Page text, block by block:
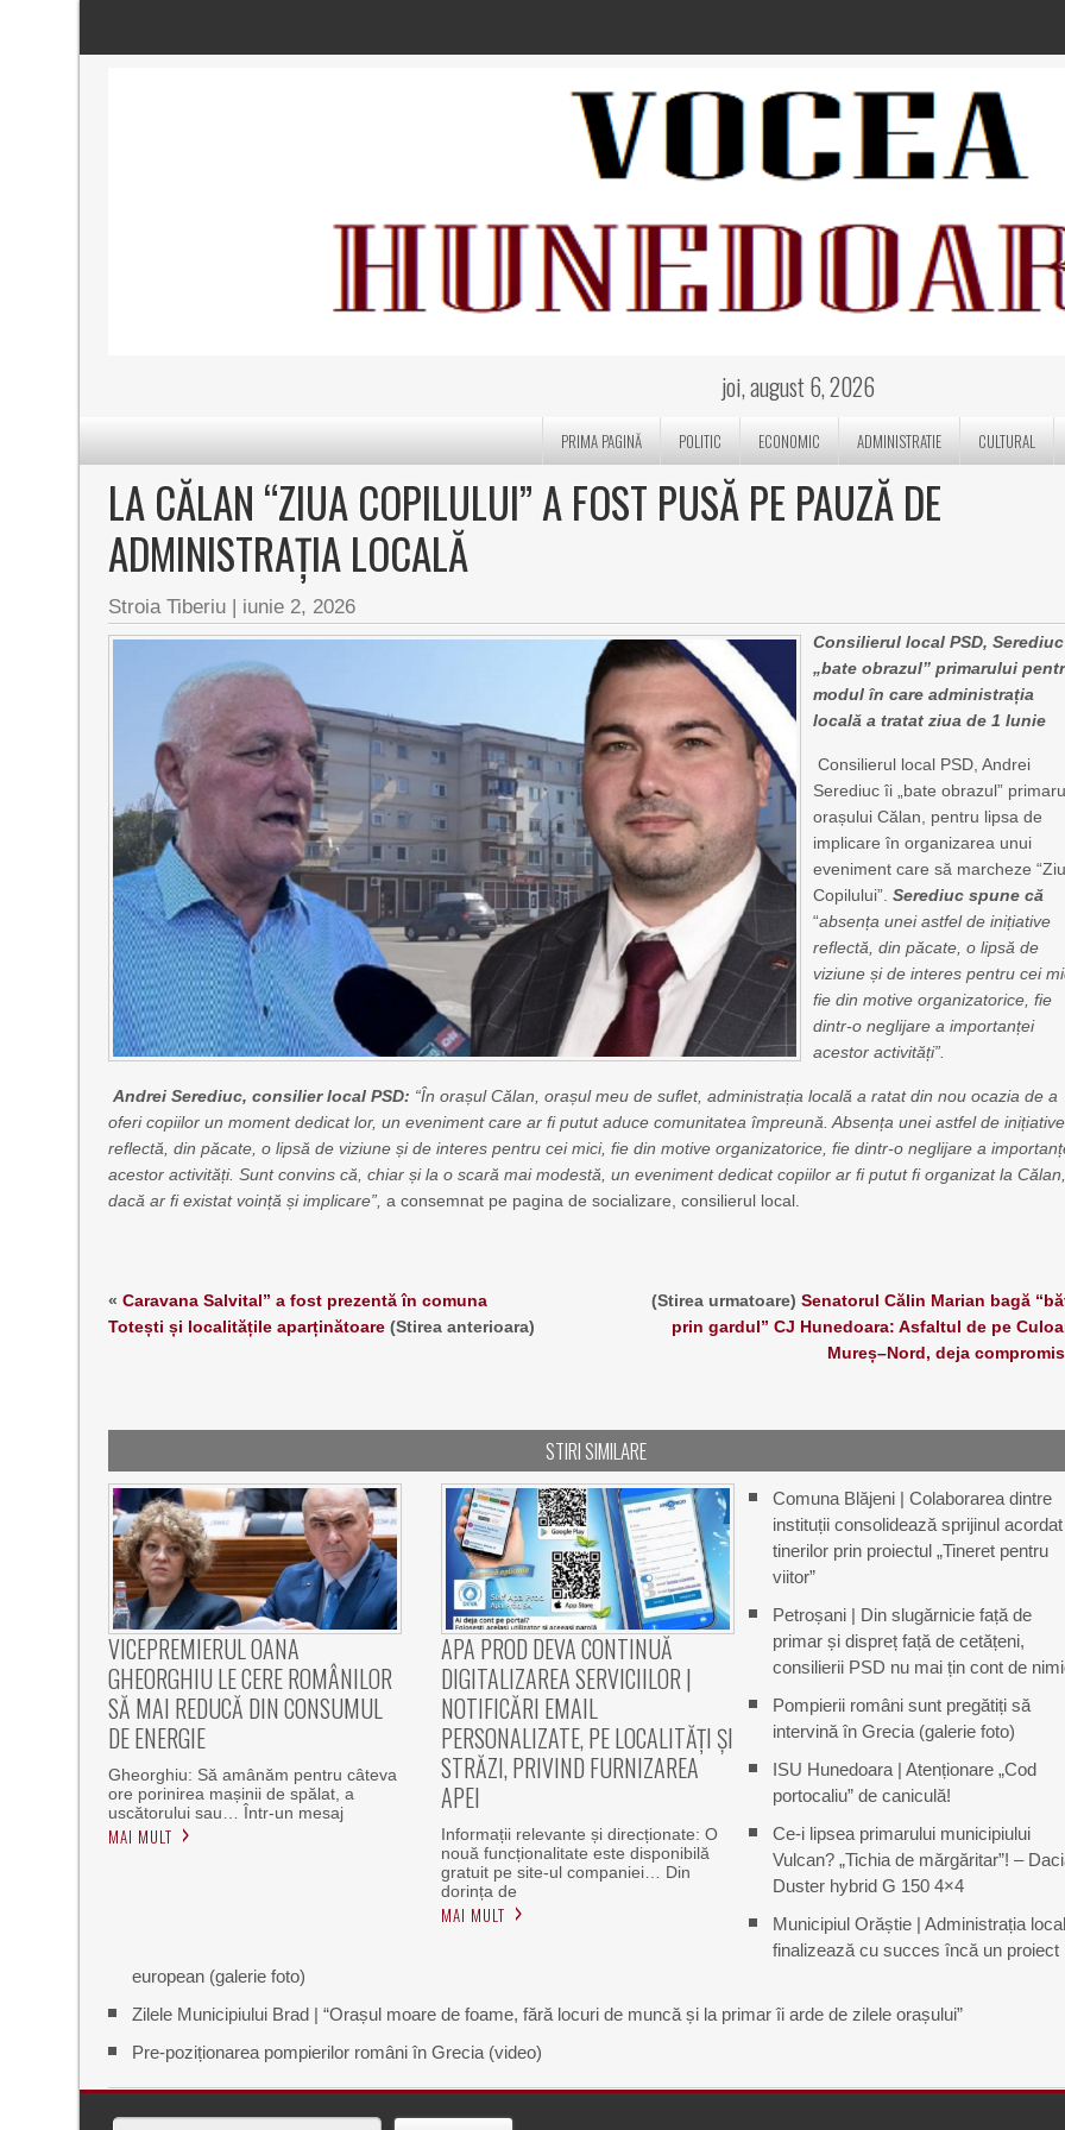
joi, august 6, 2026
PRIMA PAGINĂ POLITIC ECONOMIC ADMINISTRATIE CULTURAL
LA CĂLAN “ZIUA COPILULUI” A FOST PUSĂ PE PAUZĂ DE
ADMINISTRAȚIA LOCALĂ
Stroia Tiberiu | iunie 2, 2026
Consilierul local PSD,
„bate obrazul” primarului
modul în care administrația
locală a tratat ziua de 1 Iunie
Consilierul local PSD, Andrei
Serediuc îi „bate obrazul”
orașului Călan, pentru lipsa de
implicare în organizarea unui
eveniment care să marcheze
Copilului”.Serediuc spune că
“absența unei astfel de inițiative
reflectă, din păcate, o lipsă de
viziune și de interes pentru cei
fie din motive organizatorice, fie
dintr‑o neglijare a importanței
acestor activități”.
Andrei Serediuc, consilier local PSD: “În orașul Călan, orașul meu de suflet, administrația locală a ratat din nou ocazia de a
oferi copiilor un moment dedicat lor, un eveniment care ar fi putut aduce comunitatea împreună. Absența unei astfel de inițiative
reflectă, din păcate, o lipsă de viziune și de interes pentru cei mici, fie din motive organizatorice, fie dintr‑o neglijare a
acestor activități. Sunt convins că, chiar și la o scară mai modestă, un eveniment dedicat copiilor ar fi putut fi organizat la Călan,
dacă ar fi existat voință și implicare”, a consemnat pe pagina de socializare, consilierul local.
«Caravana Salvital” a fost prezentă în comuna
Totești și localitățile aparținătoare (Stirea anterioara)
(Stirea urmatoare) Senatorul Călin Marian bagă
prin gardul” CJ Hunedoara: Asfaltul de pe
Mureș–Nord, deja
STIRI SIMILARE
VICEPREMIERUL OANA
GHEORGHIU LE CERE ROMÂNILOR
SĂ MAI REDUCĂ DIN CONSUMUL
DE ENERGIE
Gheorghiu: Să amânăm pentru câteva
ore porinirea mașinii de spălat, a
uscătorului sau… Într-un mesaj
MAI MULT
APA PROD DEVA CONTINUĂ
DIGITALIZAREA SERVICIILOR |
NOTIFICĂRI EMAIL
PERSONALIZATE, PE LOCALITĂȚI ȘI
STRĂZI, PRIVIND FURNIZAREA
APEI
Informații relevante și direcționate: O
nouă funcționalitate este disponibilă
gratuit pe site-ul companiei… Din
dorința de
MAI MULT
Comuna Blăjeni | Colaborarea dintre
instituții consolidează sprijinul acordat
tinerilor prin proiectul „Tineret pentru
viitor”
Petroșani | Din slugărnicie față de
primar și dispreț față de cetățeni,
consilierii PSD nu mai țin cont de
Pompierii români sunt pregătiți să
intervină în Grecia (galerie foto)
ISU Hunedoara | Atenționare „Cod
portocaliu” de caniculă!
Ce-i lipsea primarului municipiului
Vulcan? „Tichia de mărgăritar”! –
Duster hybrid G 150 4×4
Municipiul Orăștie | Administrația
finalizează cu succes încă un proiect
european (galerie foto)
Zilele Municipiului Brad | “Orașul moare de foame, fără locuri de muncă și la primar îi arde de zilele orașului”
Pre-poziționarea pompierilor români în Grecia (video)